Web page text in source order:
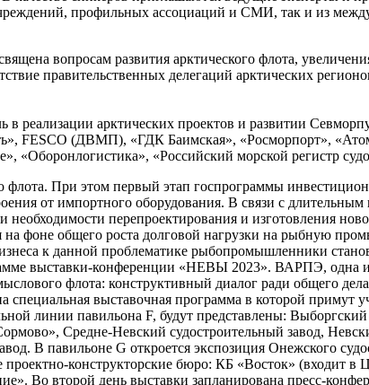
профильных ассоциаций и СМИ, так и из
вопросам развития арктического флота,
правительственных делегаций арктических
арктических проектов и развитии
FESCO (ДВМП), «ГДК Баимская», «Росморпорт»,
«Российский морской регистр
При этом первый этап госпрограммы
от импортного оборудования. В связи с длительным
перепроектирования и изготовления
фоне общего роста долговой нагрузки на рыбную
к данной проблематике рыбопромышленники
выставки-конференции «НЕВЫ 2023». ВАРПЭ, одна
флота: конструктивный диалог ради общего
специальная выставочная программа в которой примут
линии павильона F, будут представлены:
Средне-Невский судостроительный завод,
В павильоне G откроется экспозиция Онежского
конструкторские бюро: КБ «Восток» (входит
второй день выставки запланирована пресс-